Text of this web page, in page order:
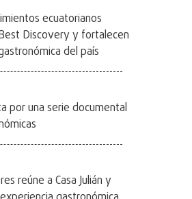
ecuatorianos
Discovery y fortalecen
del país
por una serie documental
reúne a Casa Julián y